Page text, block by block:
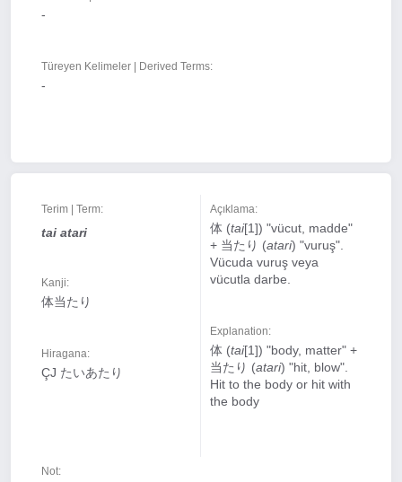
-
Türeyen Kelimeler | Derived Terms:
-
Terim | Term:
tai atari
Kanji:
体当たり
Hiragana:
ÇJ たいあたり
Açıklama:
体 (tai[1]) "vücut, madde"
+ 当たり (atari) "vuruş".
Vücuda vuruş veya
vücutla darbe.
Explanation:
体 (tai[1]) "body, matter" +
当たり (atari) "hit, blow".
Hit to the body or hit with
the body
Not: